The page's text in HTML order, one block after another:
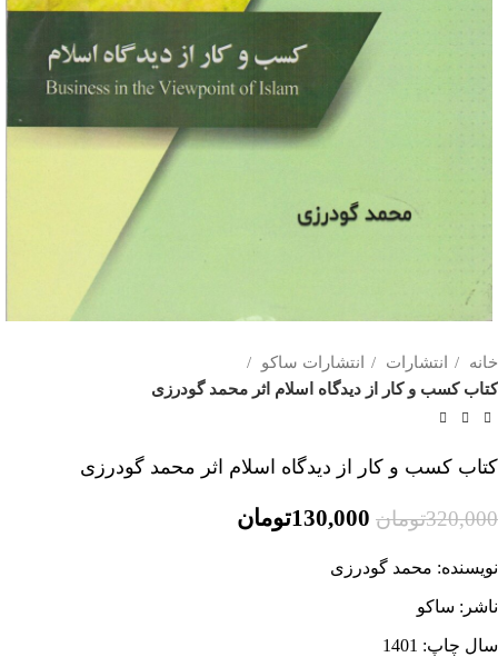
خانه انتشارات
انتشارات ساکو
کتاب کسب و کار از دیدگاه اسلام اثر محمد گودرزی
کتاب کسب و کار از دیدگاه اسلام اثر محمد گودرزی
320,000تومان 130,000تومان
نویسنده: محمد گودرزی
ناشر: ساکو
سال چاپ: 1401